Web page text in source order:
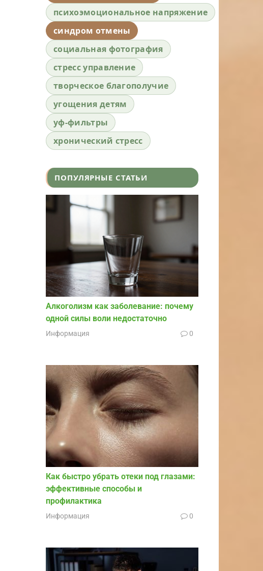
психоэмоциональное напряжение
синдром отмены
социальная фотография
стресс управление
творческое благополучие
угощения детям
уф-фильтры
хронический стресс
ПОПУЛЯРНЫЕ СТАТЬИ
Алкоголизм как заболевание: почему
одной силы воли недостаточно
Информация 0
Как быстро убрать отеки под глазами:
эффективные способы и
профилактика
Информация 0